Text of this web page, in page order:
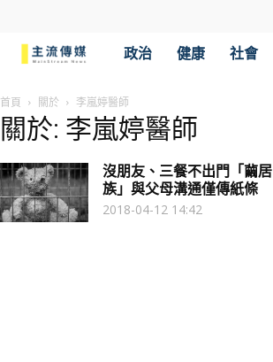
流
傳
媒
政治 健康 社會
首頁 關於 李嵐婷醫師
關於: 李嵐婷醫師
沒朋友、三餐不出門「繭居
族」與父母溝通僅傳紙條
2018-04-12 14:42